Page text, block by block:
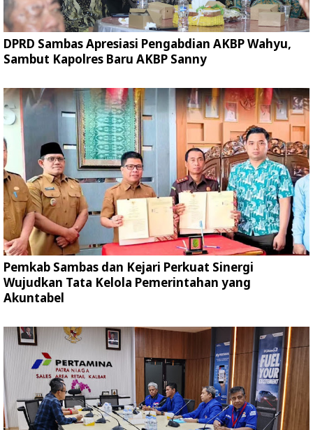
DPRD Sambas Apresiasi Pengabdian AKBP Wahyu,
Sambut Kapolres Baru AKBP Sanny
Pemkab Sambas dan Kejari Perkuat Sinergi
Wujudkan Tata Kelola Pemerintahan yang
Akuntabel